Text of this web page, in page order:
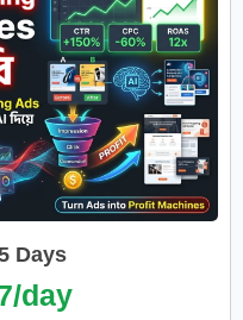
Days
day